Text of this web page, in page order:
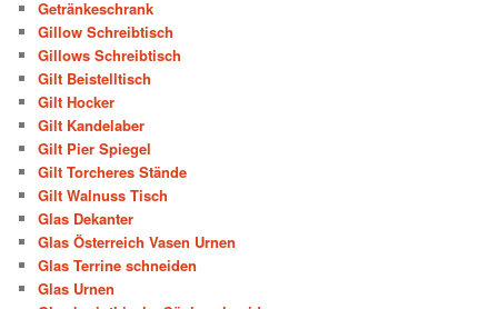
Getränkeschrank
Gillow Schreibtisch
Gillows Schreibtisch
Gilt Beistelltisch
Gilt Hocker
Gilt Kandelaber
Gilt Pier Spiegel
Gilt Torcheres Stände
Gilt Walnuss Tisch
Glas Dekanter
Glas Österreich Vasen Urnen
Glas Terrine schneiden
Glas Urnen